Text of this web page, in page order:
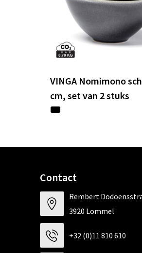
VINGA Nomimono
cm, set van 2 stuks
Contact
Rembert
3920 Lommel
+32 (0)11 810 610